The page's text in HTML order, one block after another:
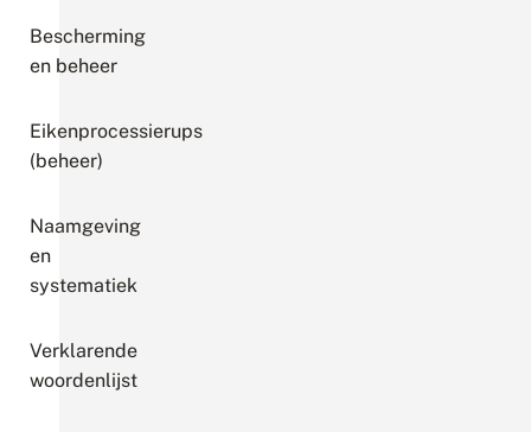
Bescherming
en beheer
Eikenprocessierups
(beheer)
Naamgeving
en
systematiek
Verklarende
woordenlijst